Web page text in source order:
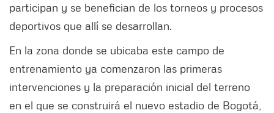
participan y se benefician de los torneos y procesos
deportivos que allí se desarrollan.
En la zona donde se ubicaba este campo de
entrenamiento ya comenzaron las primeras
intervenciones y la preparación inicial del terreno
en el que se construirá el nuevo estadio de Bogotá,